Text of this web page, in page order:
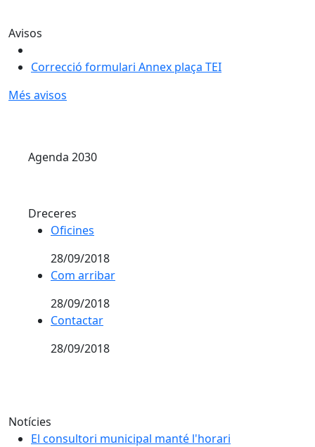
Avisos
Correcció formulari Annex plaça TEI
Més avisos
Agenda 2030
Dreceres
Oficines
Oficines
28/09/2018
Com arribar
Com arribar
28/09/2018
Contactar
Contactar
28/09/2018
Notícies
El consultori municipal manté l'horari habitual per
El consultori municipal manté l'horari